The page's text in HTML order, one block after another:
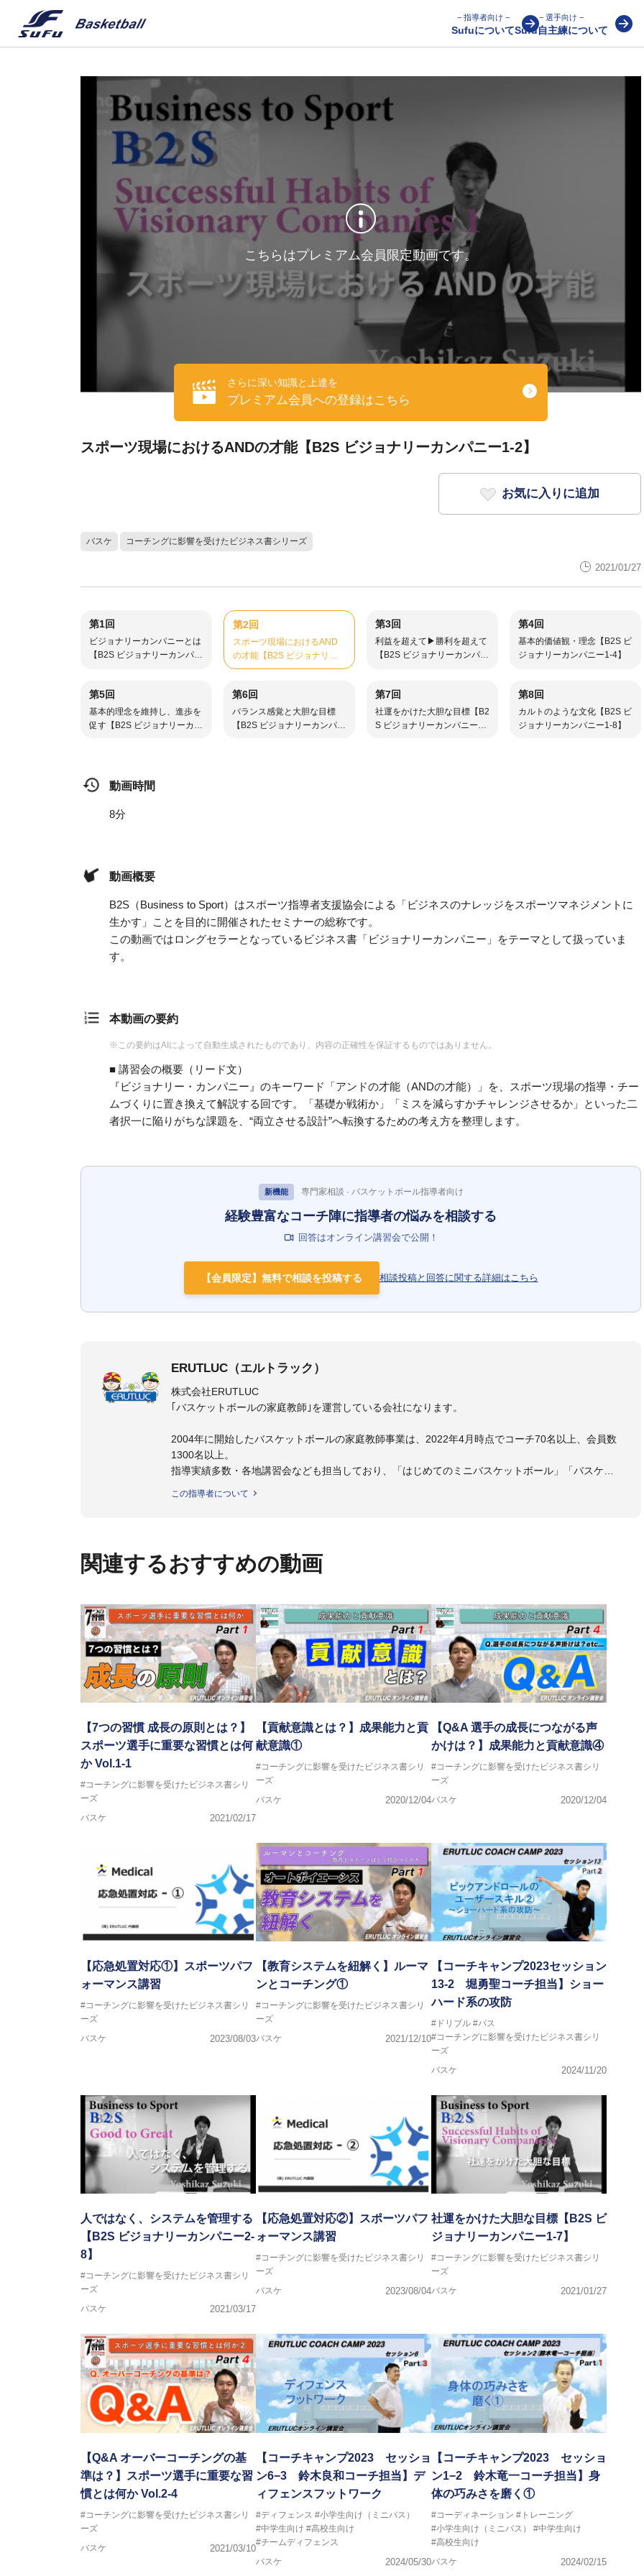
− 指導者向け −
Sufuについて
− 選手向け −
Sufu自主練について
こちらはプレミアム会員限定動画です。
さらに深い知識と上達を
プレミアム会員への登録はこちら
スポーツ現場におけるANDの才能【B2S ビジョナリーカンパニー1-2】
お気に入りに追加
バスケ コーチングに影響を受けたビジネス書シリーズ
2021/01/27
第1回
ビジョナリーカンパニーとは
【B2S ビジョナリーカンパニ
第2回
スポーツ現場におけるAND
の才能【B2S ビジョナリー
カンパニー1-2】
第3回
利益を超えて▶︎勝利を超えて
【B2S ビジョナリーカンパニ
第4回
基本的価値観・理念【B2S ビ
ジョナリーカンパニー1-4】
第5回
基本的理念を維持し、進歩を
促す【B2S ビジョナリーカン
第6回
バランス感覚と大胆な目標
【B2S ビジョナリーカンパニ
第7回
社運をかけた大胆な目標【B2
S ビジョナリーカンパニー1-
第8回
カルトのような文化【B2S ビ
ジョナリーカンパニー1-8】
動画時間
8分
動画概要
B2S（Business to Sport）はスポーツ指導者支援協会による「ビジネスのナレッジをスポーツマネジメントに
生かす」ことを目的に開催されたセミナーの総称です。
この動画ではロングセラーとなっているビジネス書「ビジョナリーカンパニー」をテーマとして扱っていま
す。
本動画の要約
※この要約はAIによって自動生成されたものであり、内容の正確性を保証するものではありません。
■ 講習会の概要（リード文）
『ビジョナリー・カンパニー』のキーワード「アンドの才能（ANDの才能）」を、スポーツ現場の指導・チー
ムづくりに置き換えて解説する回です。「基礎か戦術か」「ミスを減らすかチャレンジさせるか」といった二
者択一に陥りがちな課題を、“両立させる設計”へ転換するための考え方を整理します。
新機能 専門家相談 · バスケットボール指導者向け
経験豊富なコーチ陣に指導者の悩みを相談する
回答はオンライン講習会で公開！
【会員限定】無料で相談を投稿する 相談投稿と回答に関する詳細はこちら
ERUTLUC（エルトラック）
株式会社ERUTLUC
｢バスケットボールの家庭教師｣を運営している会社になります。
2004年に開始したバスケットボールの家庭教師事業は、2022年4月時点でコーチ70名以上、会員数
1300名以上。
指導実績多数・各地講習会なども担当しており、「はじめてのミニバスケットボール」「バスケッ
2016年U13ナショナルキャンプヘッドコーチ
2017年U13ナショナルキャンプヘッドコーチ
2017年男子日本代表サポートコーチ
2018年U22日本代表スプリングキャンプアドバイザリーコーチ
2018年U12ナショナルキャンプヘッドコーチ
2018年U13ナショナルキャンプヘッドコーチ
2018年～2021年男子日本代表サポートコーチ
この指導者について
関連するおすすめの動画
【7つの習慣 成長の原則とは？】
スポーツ選手に重要な習慣とは何
か Vol.1-1
#コーチングに影響を受けたビジネス書シリ
ーズ
バスケ
2021/02/17
【貢献意識とは？】成果能力と貢
献意識①
#コーチングに影響を受けたビジネス書シリ
ーズ
バスケ
2020/12/04
【Q&A 選手の成長につながる声
かけは？】成果能力と貢献意識④
#コーチングに影響を受けたビジネス書シリ
ーズ
バスケ
2020/12/04
【応急処置対応①】スポーツパフ
ォーマンス講習
#コーチングに影響を受けたビジネス書シリ
ーズ
バスケ
2023/08/03
【教育システムを紐解く】ルーマ
ンとコーチング①
#コーチングに影響を受けたビジネス書シリ
ーズ
バスケ
2021/12/10
【コーチキャンプ2023セッション
13-2 堀勇聖コーチ担当】ショー
ハード系の攻防
#ドリブル #パス
#コーチングに影響を受けたビジネス書シリ
ーズ
バスケ
2024/11/20
人ではなく、システムを管理する
【B2S ビジョナリーカンパニー2-
8】
#コーチングに影響を受けたビジネス書シリ
ーズ
バスケ
2021/03/17
【応急処置対応②】スポーツパフ
ォーマンス講習
#コーチングに影響を受けたビジネス書シリ
ーズ
バスケ
2023/08/04
社運をかけた大胆な目標【B2S ビ
ジョナリーカンパニー1-7】
#コーチングに影響を受けたビジネス書シリ
ーズ
バスケ
2021/01/27
【Q&A オーバーコーチングの基
準は？】スポーツ選手に重要な習
慣とは何か Vol.2-4
#コーチングに影響を受けたビジネス書シリ
ーズ
バスケ
2021/03/10
【コーチキャンプ2023 セッショ
ン6−3 鈴木良和コーチ担当】デ
ィフェンスフットワーク
#ディフェンス #小学生向け（ミニバス）
#中学生向け #高校生向け
#チームディフェンス
バスケ
2024/05/30
【コーチキャンプ2023 セッショ
ン1−2 鈴木竜一コーチ担当】身
体の巧みさを磨く①
#コーディネーション #トレーニング
#小学生向け（ミニバス）
#中学生向け
#高校生向け
バスケ
2024/02/15